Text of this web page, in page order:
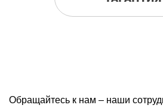
Обращайтесь к нам – наши